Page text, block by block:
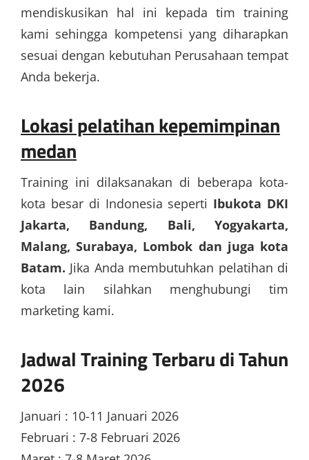
mendiskusikan hal ini kepada tim training
kami sehingga kompetensi yang diharapkan
sesuai dengan kebutuhan Perusahaan tempat
Anda bekerja.
Lokasi pelatihan kepemimpinan
medan
Training ini dilaksanakan di beberapa kota-
kota besar di Indonesia seperti Ibukota DKI
Jakarta, Bandung, Bali, Yogyakarta,
Malang, Surabaya, Lombok dan juga kota
Batam. Jika Anda membutuhkan pelatihan di
kota lain silahkan menghubungi tim
marketing kami.
Jadwal Training Terbaru di Tahun
2026
Januari : 10-11 Januari 2026
Februari : 7-8 Februari 2026